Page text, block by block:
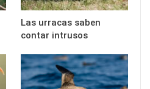
Las urracas saben
contar intrusos